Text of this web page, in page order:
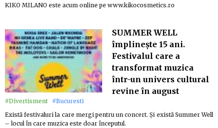
KIKO MILANO este acum online pe www.kikocosmetics.ro
SUMMER WELL
împlinește 15 ani.
Festivalul care a
transformat muzica
într-un univers cultural
revine în august
#Divertisment #Bucuresti
Există festivaluri la care mergi pentru un concert. Și există Summer Well
– locul în care muzica este doar începutul.